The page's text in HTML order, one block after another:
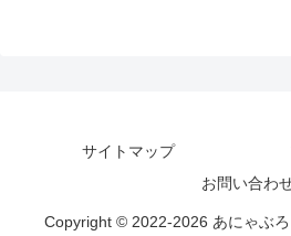
サイトマップ
お問い合わ
Copyright © 2022-2026 あにゃぶ